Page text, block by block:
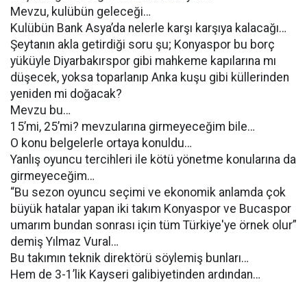
Mevzu, kulübün geleceği…
Kulübün Bank Asya’da nelerle karşı karşıya kalacağı…
Şeytanın akla getirdiği soru şu; Konyaspor bu borç
yüküyle Diyarbakırspor gibi mahkeme kapılarına mı
düşecek, yoksa toparlanıp Anka kuşu gibi küllerinden
yeniden mi doğacak?
Mevzu bu…
15’mi, 25’mi? mevzularına girmeyeceğim bile…
O konu belgelerle ortaya konuldu…
Yanlış oyuncu tercihleri ile kötü yönetme konularına da
girmeyeceğim…
“Bu sezon oyuncu seçimi ve ekonomik anlamda çok
büyük hatalar yapan iki takım Konyaspor ve Bucaspor
umarım bundan sonrası için tüm Türkiye'ye örnek olur”
demiş Yılmaz Vural…
Bu takımın teknik direktörü söylemiş bunları…
Hem de 3-1’lik Kayseri galibiyetinden ardından…